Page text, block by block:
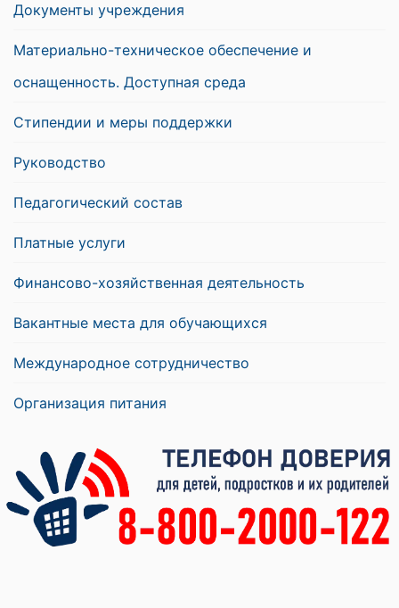
Документы учреждения
Материально-техническое обеспечение и
оснащенность. Доступная среда
Стипендии и меры поддержки
Руководство
Педагогический состав
Платные услуги
Финансово-хозяйственная деятельность
Вакантные места для обучающихся
Международное сотрудничество
Организация питания